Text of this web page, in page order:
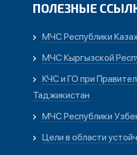
ПОЛЕЗНЫЕ
МЧС Республики
МЧС Кыргызской
КЧС и ГО при
Таджикистан
МЧС Республики
Цели в области